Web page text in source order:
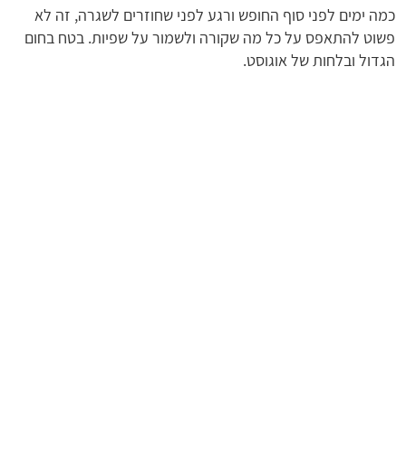
כמה ימים לפני סוף החופש ורגע לפני שחוזרים לשגרה, זה לא
פשוט להתאפס על כל מה שקורה ולשמור על שפיות. בטח בחום
הגדול ובלחות של אוגוסט.